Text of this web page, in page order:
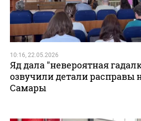
10:16, 22.05.2026
Яд дала "невероятная
озвучили детали расправы
Самары